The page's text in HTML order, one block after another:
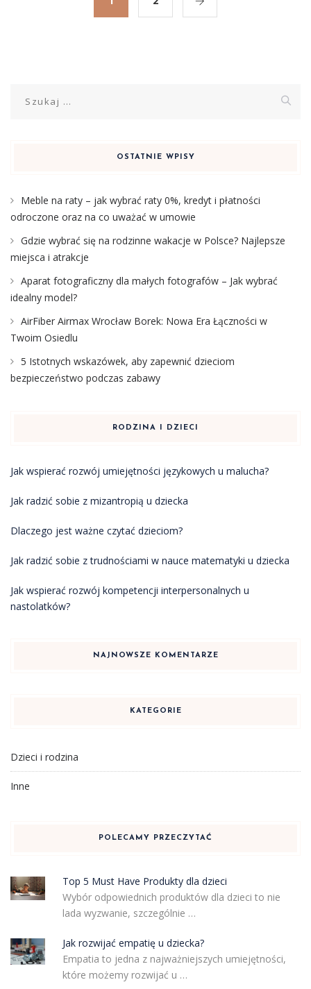
OSTATNIE WPISY
Meble na raty – jak wybrać raty 0%, kredyt i płatności
odroczone oraz na co uważać w umowie
Gdzie wybrać się na rodzinne wakacje w Polsce? Najlepsze
miejsca i atrakcje
Aparat fotograficzny dla małych fotografów – Jak wybrać
idealny model?
AirFiber Airmax Wrocław Borek: Nowa Era Łączności w
Twoim Osiedlu
5 Istotnych wskazówek, aby zapewnić dzieciom
bezpieczeństwo podczas zabawy
RODZINA I DZIECI
Jak wspierać rozwój umiejętności językowych u malucha?
Jak radzić sobie z mizantropią u dziecka
Dlaczego jest ważne czytać dzieciom?
Jak radzić sobie z trudnościami w nauce matematyki u dziecka
Jak wspierać rozwój kompetencji interpersonalnych u
nastolatków?
NAJNOWSZE KOMENTARZE
KATEGORIE
Dzieci i rodzina
Inne
POLECAMY PRZECZYTAĆ
Top 5 Must Have Produkty dla dzieci
Wybór odpowiednich produktów dla dzieci to nie
lada wyzwanie, szczególnie …
Jak rozwijać empatię u dziecka?
Empatia to jedna z najważniejszych umiejętności,
które możemy rozwijać u …